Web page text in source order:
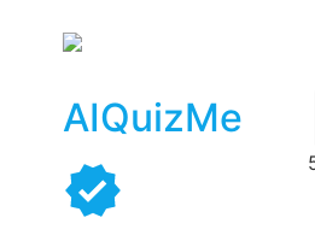
AIQuizMe